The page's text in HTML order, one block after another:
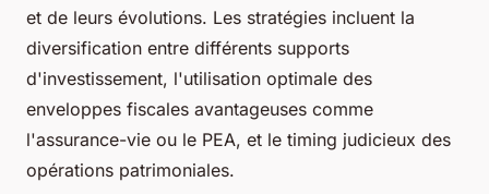
et de leurs évolutions. Les stratégies incluent la
diversification entre différents supports
d'investissement, l'utilisation optimale des
enveloppes fiscales avantageuses comme
l'assurance-vie ou le PEA, et le timing judicieux des
opérations patrimoniales.